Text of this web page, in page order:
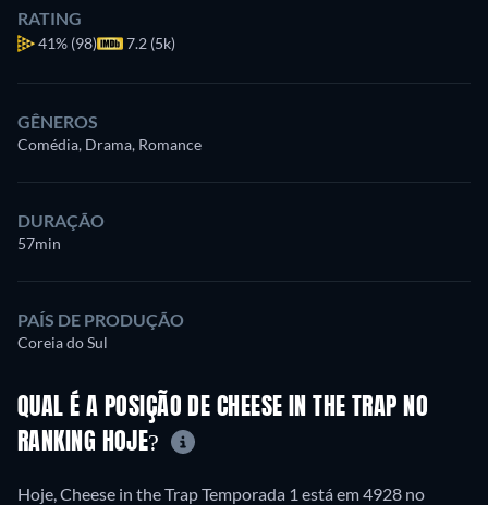
RATING
41% (98) 7.2 (5k)
GÊNEROS
Comédia, Drama, Romance
DURAÇÃO
57min
PAÍS DE PRODUÇÃO
Coreia do Sul
QUAL É A POSIÇÃO DE CHEESE IN THE TRAP NO
RANKING HOJE?
Hoje, Cheese in the Trap Temporada 1 está em 4928 no